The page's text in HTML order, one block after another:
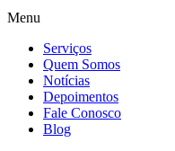
Menu
Serviços
Quem Somos
Notícias
Depoimentos
Fale Conosco
Blog